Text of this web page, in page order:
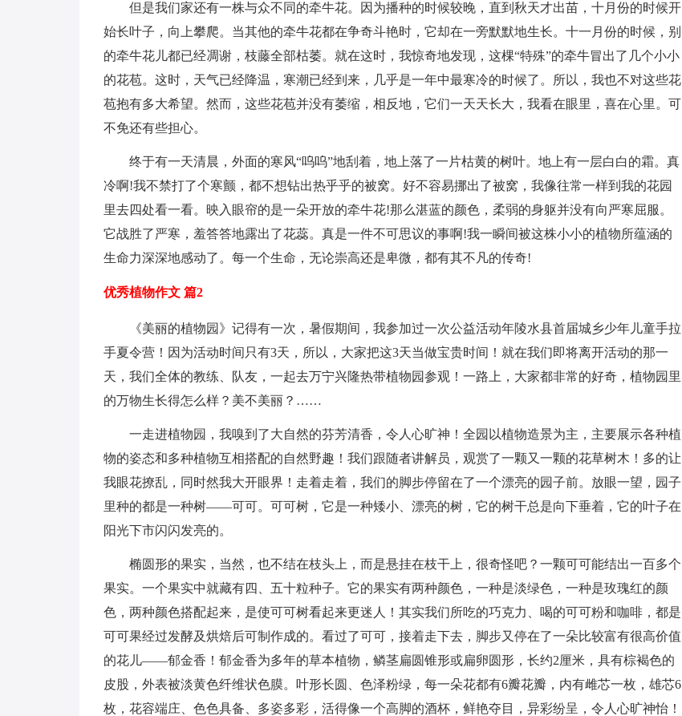
但是我们家还有一株与众不同的牵牛花。因为播种的时候较晚，直到秋天才出苗，十月份的时候开
始长叶子，向上攀爬。当其他的牵牛花都在争奇斗艳时，它却在一旁默默地生长。十一月份的时候，别
的牵牛花儿都已经凋谢，枝藤全部枯萎。就在这时，我惊奇地发现，这棵“特殊”的牵牛冒出了几个小小
的花苞。这时，天气已经降温，寒潮已经到来，几乎是一年中最寒冷的时候了。所以，我也不对这些花
苞抱有多大希望。然而，这些花苞并没有萎缩，相反地，它们一天天长大，我看在眼里，喜在心里。可
不免还有些担心。
终于有一天清晨，外面的寒风“呜呜”地刮着，地上落了一片枯黄的树叶。地上有一层白白的霜。真
冷啊!我不禁打了个寒颤，都不想钻出热乎乎的被窝。好不容易挪出了被窝，我像往常一样到我的花园
里去四处看一看。映入眼帘的是一朵开放的牵牛花!那么湛蓝的颜色，柔弱的身躯并没有向严寒屈服。
它战胜了严寒，羞答答地露出了花蕊。真是一件不可思议的事啊!我一瞬间被这株小小的植物所蕴涵的
生命力深深地感动了。每一个生命，无论崇高还是卑微，都有其不凡的传奇!
优秀植物作文 篇2
《美丽的植物园》记得有一次，暑假期间，我参加过一次公益活动年陵水县首届城乡少年儿童手拉
手夏令营！因为活动时间只有3天，所以，大家把这3天当做宝贵时间！就在我们即将离开活动的那一
天，我们全体的教练、队友，一起去万宁兴隆热带植物园参观！一路上，大家都非常的好奇，植物园里
的万物生长得怎么样？美不美丽？……
一走进植物园，我嗅到了大自然的芬芳清香，令人心旷神！全园以植物造景为主，主要展示各种植
物的姿态和多种植物互相搭配的自然野趣！我们跟随者讲解员，观赏了一颗又一颗的花草树木！多的让
我眼花撩乱，同时然我大开眼界！走着走着，我们的脚步停留在了一个漂亮的园子前。放眼一望，园子
里种的都是一种树——可可。可可树，它是一种矮小、漂亮的树，它的树干总是向下垂着，它的叶子在
阳光下市闪闪发亮的。
椭圆形的果实，当然，也不结在枝头上，而是悬挂在枝干上，很奇怪吧？一颗可可能结出一百多个
果实。一个果实中就藏有四、五十粒种子。它的果实有两种颜色，一种是淡绿色，一种是玫瑰红的颜
色，两种颜色搭配起来，是使可可树看起来更迷人！其实我们所吃的巧克力、喝的可可粉和咖啡，都是
可可果经过发酵及烘焙后可制作成的。看过了可可，接着走下去，脚步又停在了一朵比较富有很高价值
的花儿——郁金香！郁金香为多年的草本植物，鳞茎扁圆锥形或扁卵圆形，长约2厘米，具有棕褐色的
皮股，外表被淡黄色纤维状色膜。叶形长圆、色泽粉绿，每一朵花都有6瓣花瓣，内有雌芯一枚，雄芯6
枚，花容端庄、色色具备、多姿多彩，活得像一个高脚的酒杯，鲜艳夺目，异彩纷呈，令人心旷神怡！